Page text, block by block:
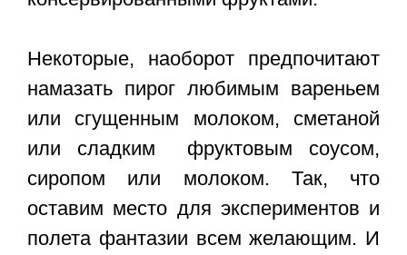
Некоторые, наоборот предпочитают
намазать пирог любимым вареньем
или сгущенным молоком, сметаной
или сладким фруктовым соусом,
сиропом или молоком. Так, что
оставим место для экспериментов и
полета фантазии всем желающим. И